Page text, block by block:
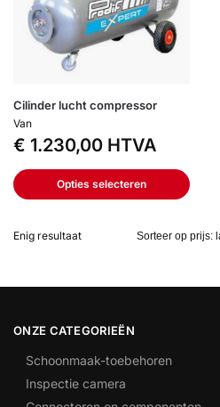
Cilinder lucht compressor
Van
€ 1.230,00 HTVA
Opties selecteren
Enig resultaat
ONZE CATEGORIEËN
Schoonmaak-toebehoren
Inspectie camera